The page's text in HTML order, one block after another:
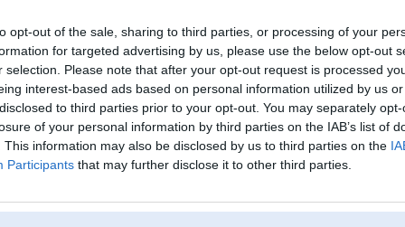
opt-out of the sale, sharing to third parties, or processing of your
for targeted advertising by us, please use the below opt-out
selection. Please note that after your opt-out request is processed
interest-based ads based on personal information utilized by us
to third parties prior to your opt-out. You may separately
of your personal information by third parties on the IAB’s list of
This information may also be disclosed by us to third parties on the
Participants that may further disclose it to other third parties.
Lietotāja rc88appp profils
Pēdējo reizi manīts: 13. Jul 2025, 15:26
Lietotājvārds:
rc88appp
Ziņojumi forumā:
0
[Pēdējie ziņojumi forumā]